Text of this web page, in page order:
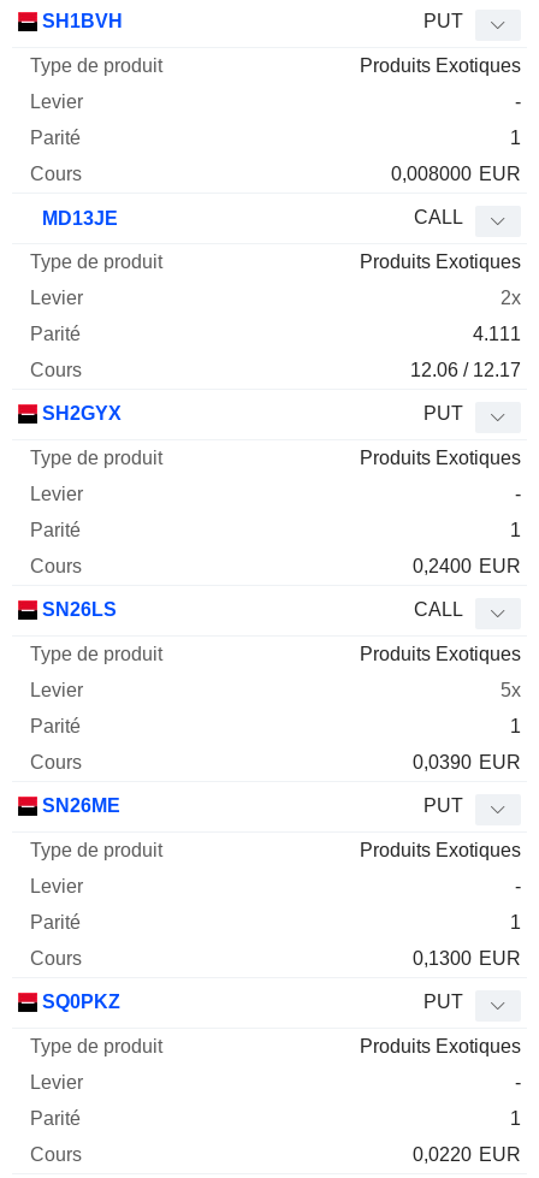
SH1BVH PUT
Produits Exotiques
-
1
0,008000 EUR
MD13JE CALL
Produits Exotiques
2x
4.111
12.06 / 12.17
SH2GYX PUT
Produits Exotiques
-
1
0,2400 EUR
SN26LS CALL
Produits Exotiques
5x
1
0,0390 EUR
SN26ME PUT
Produits Exotiques
-
1
0,1300 EUR
SQ0PKZ PUT
Produits Exotiques
-
1
0,0220 EUR